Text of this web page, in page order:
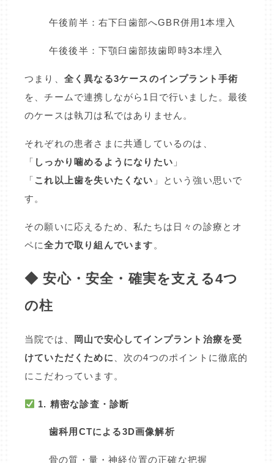
午後前半：右下臼歯部へGBR併用1本埋入
午後後半：下顎臼歯部抜歯即時3本埋入
つまり、 全く異なる3ケースのインプラント手術
を、チームで連携しながら1日で行いました。最後
のケースは執刀は私ではありません。
それぞれの患者さまに共通しているのは、
「 しっかり噛めるようになりたい 」
「 これ以上歯を失いたくない 」という強い思いで
す。
その願いに応えるため、私たちは日々の診療とオ
ペに全力で取り組んでいます
◆ 安心・安全・確実を支える4つ
の柱
当院では、
岡山で安心してインプラント治療を受
けていただくために
、次の4つのポイントに徹底的
にこだわっています。
1. 精密な診査・診断
歯科用CTによる3D画像解析
骨の質・量・神経位置の正確な把握